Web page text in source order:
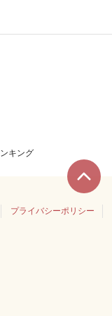
キング
プライバシーポリシー